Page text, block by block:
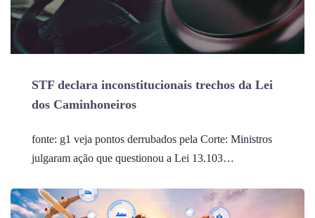
STF declara inconstitucionais trechos da Lei
dos Caminhoneiros
fonte: g1 veja pontos derrubados pela Corte: Ministros
julgaram ação que questionou a Lei 13.103…